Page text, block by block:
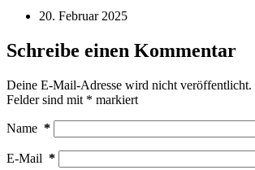
20. Februar 2025
Schreibe einen Kommentar
Deine E-Mail-Adresse wird nicht veröffentlicht.
Felder sind mit * markiert
Name *
E-Mail *